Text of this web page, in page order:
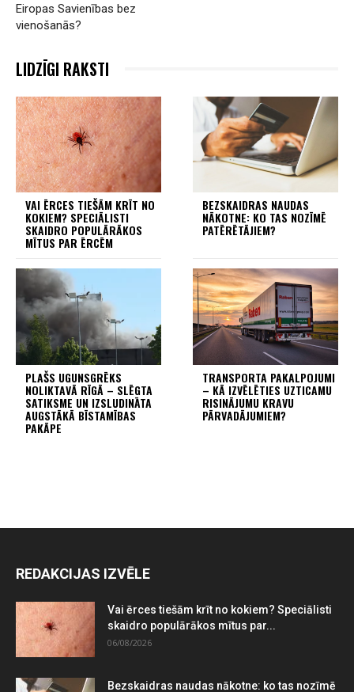
Eiropas Savienības bez
vienošanās?
LIDZĪGI RAKSTI
VAI ĒRCES TIEŠĀM KRĪT NO
KOKIEM? SPECIĀLISTI
SKAIDRO POPULĀRĀKOS
MĪTUS PAR ĒRCĒM
BEZSKAIDRAS NAUDAS
NĀKOTNE: KO TAS NOZĪMĒ
PATĒRĒTĀJIEM?
PLAŠS UGUNSGRĒKS
NOLIKTAVĀ RĪGĀ – SLĒGTA
SATIKSME UN IZSLUDINĀTA
AUGSTĀKĀ BĪSTAMĪBAS
PAKĀPE
TRANSPORTA PAKALPOJUMI
– KĀ IZVĒLĒTIES UZTICAMU
RISINĀJUMU KRAVU
PĀRVADĀJUMIEM?
REDAKCIJAS IZVĒLE
Vai ērces tiešām krīt no kokiem? Speciālisti
skaidro populārākos mītus par...
06/08/2026
Bezskaidras naudas nākotne: ko tas nozīmē